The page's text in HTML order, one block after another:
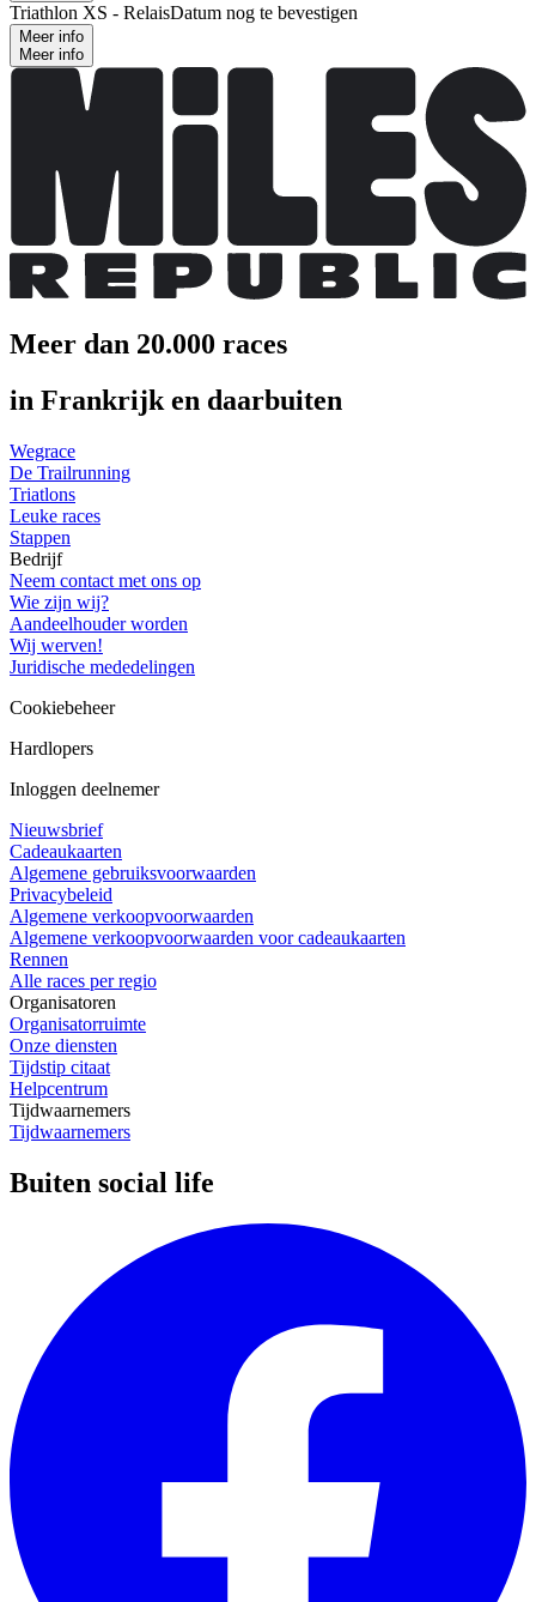
Triathlon XS - RelaisDatum nog te bevestigen
Meer info
Meer info
Meer dan 20.000 races
in Frankrijk en daarbuiten
Wegrace
De Trailrunning
Triatlons
Leuke races
Stappen
Bedrijf
Neem contact met ons op
Wie zijn wij?
Aandeelhouder worden
Wij werven!
Juridische mededelingen
Cookiebeheer
Hardlopers
Inloggen deelnemer
Nieuwsbrief
Cadeaukaarten
Algemene gebruiksvoorwaarden
Privacybeleid
Algemene verkoopvoorwaarden
Algemene verkoopvoorwaarden voor cadeaukaarten
Rennen
Alle races per regio
Organisatoren
Organisatorruimte
Onze diensten
Tijdstip citaat
Helpcentrum
Tijdwaarnemers
Tijdwaarnemers
Buiten social life